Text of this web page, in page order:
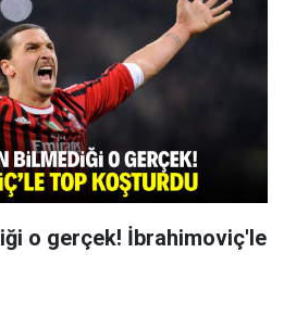
o gerçek! İbrahimoviç'le